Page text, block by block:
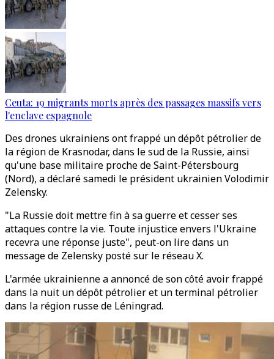
Ceuta: 19 migrants morts après des passages massifs vers
l'enclave espagnole
Des drones ukrainiens ont frappé un dépôt pétrolier de
la région de Krasnodar, dans le sud de la Russie, ainsi
qu'une base militaire proche de Saint-Pétersbourg
(Nord), a déclaré samedi le président ukrainien Volodimir
Zelensky.
"La Russie doit mettre fin à sa guerre et cesser ses
attaques contre la vie. Toute injustice envers l'Ukraine
recevra une réponse juste", peut-on lire dans un
message de Zelensky posté sur le réseau X.
L'armée ukrainienne a annoncé de son côté avoir frappé
dans la nuit un dépôt pétrolier et un terminal pétrolier
dans la région russe de Léningrad.